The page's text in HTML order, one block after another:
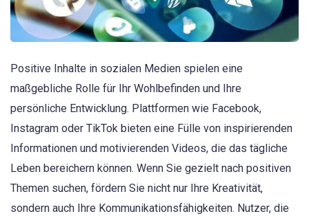
Positive Inhalte in sozialen Medien spielen eine
maßgebliche Rolle für Ihr Wohlbefinden und Ihre
persönliche Entwicklung. Plattformen wie Facebook,
Instagram oder TikTok bieten eine Fülle von inspirierenden
Informationen und motivierenden Videos, die das tägliche
Leben bereichern können. Wenn Sie gezielt nach positiven
Themen suchen, fördern Sie nicht nur Ihre Kreativität,
sondern auch Ihre Kommunikationsfähigkeiten. Nutzer, die